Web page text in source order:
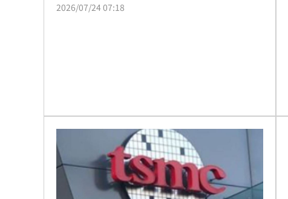
不用擔心，只是正常技術面修正，「中秋節過後
2026/07/24 07:18